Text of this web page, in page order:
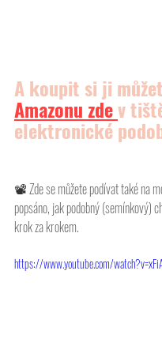
A koupit si ji
Amazonu zde v
elektronické
📽 Zde se můžete podívat také na
popsáno, jak podobný (semínkový)
krok za krokem.
https://www.youtube.com/